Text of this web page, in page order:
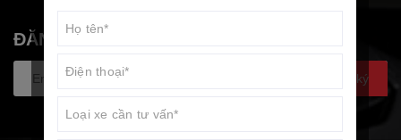
ĐĂNG KÝ NHẬN TIN
Đăng ký